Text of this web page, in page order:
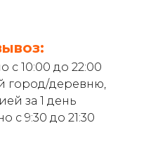
с 10:00 до 22:00
город/деревню,
за 1 день
с 9:30 до 21:30